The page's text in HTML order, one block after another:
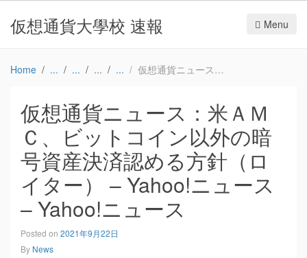
仮想通貨大學校 速報 Menu
Home 仮想通貨ニュース：米ＡＭＣ、ビットコイン以外の暗号資産決済認める方針（ロイター） – Yahoo!ニュース – Yahoo!ニュース
仮想通貨ニュース：米ＡＭ
Ｃ、ビットコイン以外の暗
号資産決済認める方針（ロ
イター） – Yahoo!ニュース
– Yahoo!ニュース
Posted on 2021年9月22日
By News